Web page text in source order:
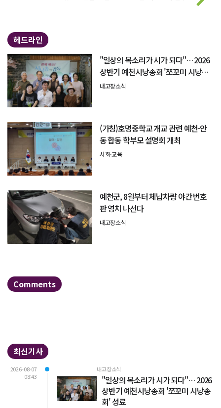
헤드라인
"일상의 목소리가 시가 되다"… 2026
상반기 예천시낭송회 '쪼꼬미 시낭송
회' 성료
내고장소식
(가칭)호명중학교 개교 관련 예천-안
동 합동 학부모 설명회 개최
사회·교육
예천군, 8월부터 체납차량 야간 번호
판 영치 나선다
내고장소식
Comments
최신기사
2026-08-07
08:43
내고장소식
"일상의 목소리가 시가 되다"… 2026
상반기 예천시낭송회 '쪼꼬미 시낭송
회' 성료